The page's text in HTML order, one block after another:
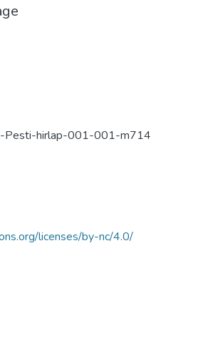
hirlap-001-001-m714
licenses/by-nc/4.0/